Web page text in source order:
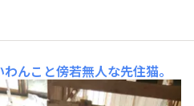
んこと傍若無人な先住猫。